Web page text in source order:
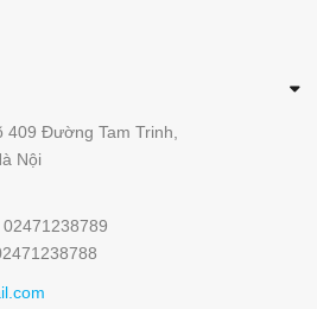
409 Đường Tam Trinh,
Nội